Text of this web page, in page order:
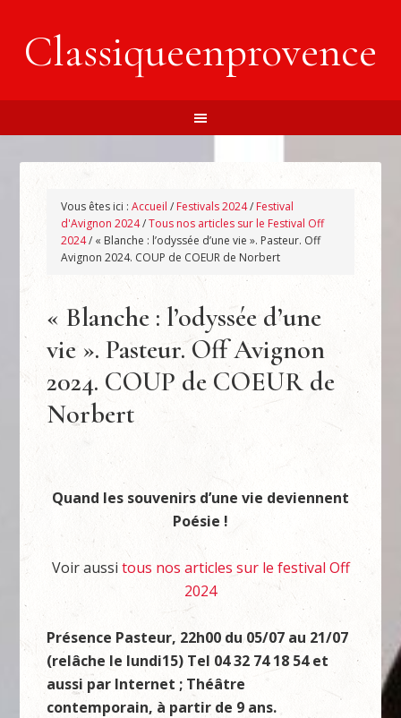
Classiqueenprovence
Vous êtes ici :Accueil / Festivals 2024/ Festival
d'Avignon 2024/Tous nos articles sur le Festival Off
2024/ « Blanche : l’odyssée d’une vie ». Pasteur. Off
Avignon 2024. COUP de COEUR de Norbert
« Blanche : l’odyssée d’une
vie ». Pasteur. Off Avignon
2024. COUP de COEUR de
Norbert
Quand les souvenirs d’une vie deviennent
Poésie !
Voir aussi tous nos articles sur le festival Off
2024
Présence Pasteur, 22h00 du 05/07 au 21/07
(relâche le lundi15) Tel 04 32 74 18 54 et
aussi par Internet ; Théâtre
contemporain, à partir de 9 ans.